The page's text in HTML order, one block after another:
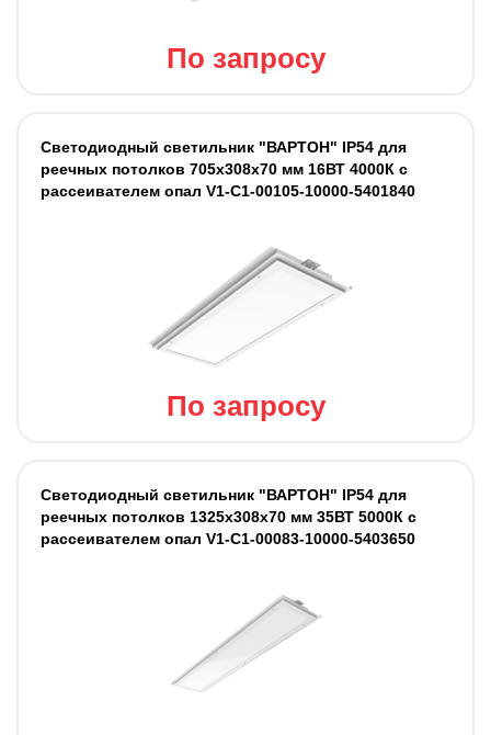
По запросу
Светодиодный светильник "ВАРТОН" IP54 для
реечных потолков 705х308х70 мм 16ВТ 4000К с
рассеивателем опал V1-C1-00105-10000-5401840
По запросу
Светодиодный светильник "ВАРТОН" IP54 для
реечных потолков 1325х308х70 мм 35ВТ 5000К с
рассеивателем опал V1-C1-00083-10000-5403650